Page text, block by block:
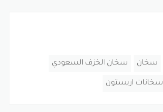
سخان سخان الخزف السعودي
سخانات اريستون